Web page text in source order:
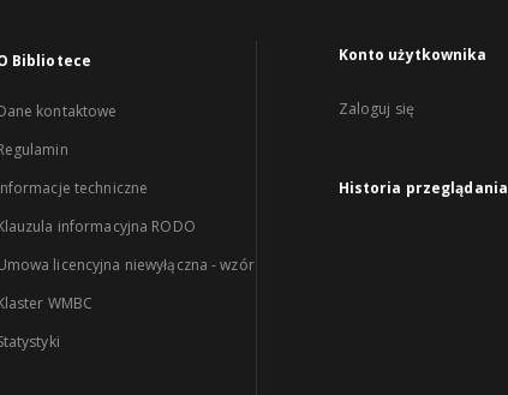
Bibliotece
kontaktowe
techniczne
informacyjna RODO
licencyjna niewyłączna - wzór
WMBC
Konto użytkownika
Zaloguj się
Historia przeglądania